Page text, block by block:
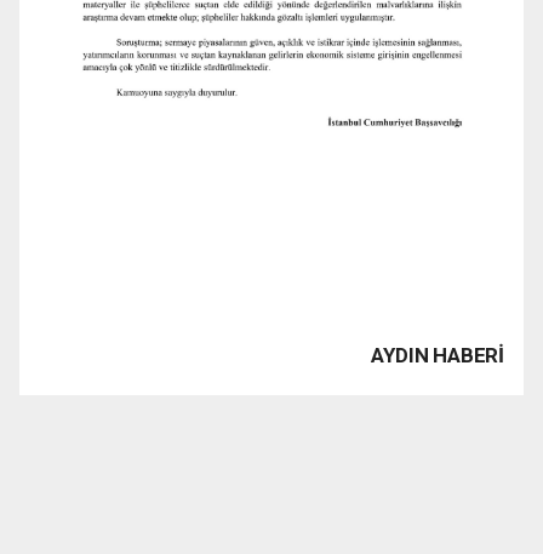
AYDIN HABERİ